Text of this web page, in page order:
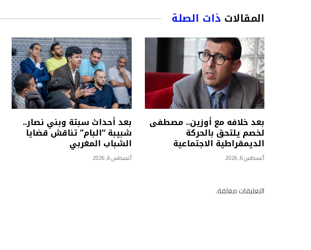
المقالات ذات الصلة
بعد خلافه مع أوزين.. مصطفى
لخصم يلتحق بالحركة
الديمقراطية الاجتماعية
أغسطس 6, 2026
بعد أحداث سبتة وبني نصار..
شبيبة “البام” تناقش قضايا
الشباب المغربي
أغسطس 6, 2026
التعليقات مغلقة.